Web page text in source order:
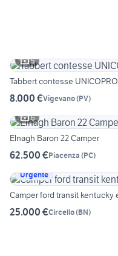
5
Tabbert contesse
8.000 €Vigevano(PV)
6
Elnagh Baron 22 Camper
62.500 €Piacenza (PC)
Urgente
Camper ford transit kentucky
25.000 €Circello(BN)